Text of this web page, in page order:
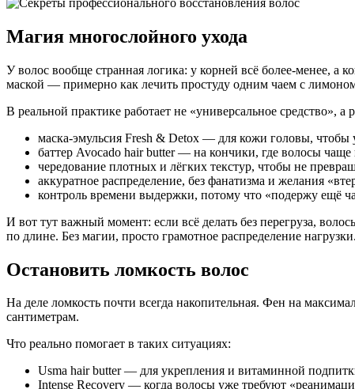
Магия многослойного ухода
У волос вообще странная логика: у корней всё более-менее, а
маской — примерно как лечить простуду одним чаем с лимоном
В реальной практике работает не «универсальное
маска-эмульсия Fresh & Detox — для кожи головы,
баттер Avocado hair butter — на кончики, где волосы чаще
чередование плотных и лёгких текстур, чтобы не
аккуратное распределение, без фанатизма и желания
контроль времени выдержки, потому что «подержу ещё
И вот тут важный момент: если всё делать без перегруза,
по длине. Без магии, просто грамотное распределение нагрузки.
Остановить ломкость волос
На деле ломкость почти всегда накопительная. Фен на
сантиметрам.
Что реально помогает в таких ситуациях:
Usma hair butter — для укрепления и витаминной
Intense Recovery — когда волосы уже требуют